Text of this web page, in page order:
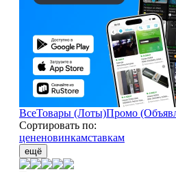
ВсеТовары (Лоты)Промо
Сортировать по:
цененовинкамставкам
ещё